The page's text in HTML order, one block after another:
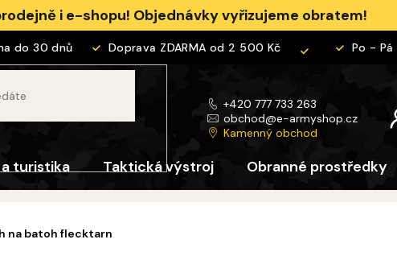
i e-shopu! Objednávky vyřizujeme obratem!
30 dnů Doprava ZDARMA od 2 500 Kč Po - Pá
+420 777 733 263
obchod@e-armyshop.cz
Kamenný obchod
turistika Taktická výstroj Obranné prostředky
na batoh flecktarn